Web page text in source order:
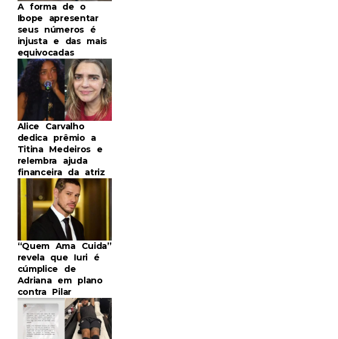
A forma de o
Ibope apresentar
seus números é
injusta e das mais
equivocadas
Alice Carvalho
dedica prêmio a
Titina Medeiros e
relembra ajuda
financeira da atriz
“Quem Ama Cuida”
revela que Iuri é
cúmplice de
Adriana em plano
contra Pilar